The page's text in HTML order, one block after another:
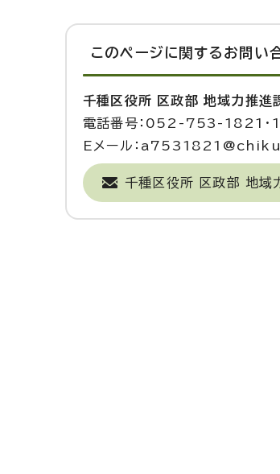
このページに関する お問い
千種区役所 区政部 地域力推進
電話番号：052-753-1821
Eメール：
千種区役所 区政部 地域